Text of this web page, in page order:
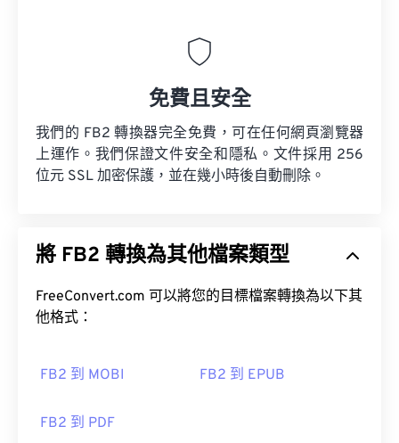
免費且安全
我們的 FB2 轉換器完全免費，可在任何網頁瀏覽器
上運作。我們保證文件安全和隱私。文件採用 256
位元 SSL 加密保護，並在幾小時後自動刪除。
將 FB2 轉換為其他檔案類型
FreeConvert.com 可以將您的目標檔案轉換為以下其
他格式：
FB2 到 MOBI FB2 到 EPUB
FB2 到 PDF